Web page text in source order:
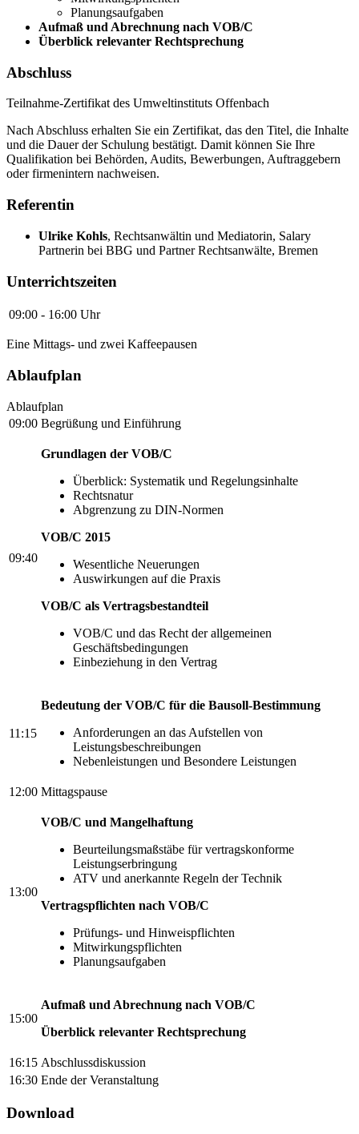
Planungsaufgaben
Aufmaß und Abrechnung nach VOB/C
Überblick relevanter Rechtsprechung
Abschluss
Teilnahme-Zertifikat des Umweltinstituts Offenbach
Nach Abschluss erhalten Sie ein Zertifikat, das den Titel, die Inhalte
und die Dauer der Schulung bestätigt. Damit können Sie Ihre
Qualifikation bei Behörden, Audits, Bewerbungen, Auftraggebern
oder firmenintern nachweisen.
Referentin
Ulrike Kohls, Rechtsanwältin und Mediatorin, Salary
Partnerin bei BBG und Partner Rechtsanwälte, Bremen
Unterrichtszeiten
09:00 - 16:00 Uhr
Eine Mittags- und zwei Kaffeepausen
Ablaufplan
Ablaufplan
09:00 Begrüßung und Einführung
09:40
Grundlagen der VOB/C
Überblick: Systematik und Regelungsinhalte
Rechtsnatur
Abgrenzung zu DIN-Normen
VOB/C 2015
Wesentliche Neuerungen
Auswirkungen auf die Praxis
VOB/C als Vertragsbestandteil
VOB/C und das Recht der allgemeinen
Geschäftsbedingungen
Einbeziehung in den Vertrag
11:15
Bedeutung der VOB/C für die Bausoll-Bestimmung
Anforderungen an das Aufstellen von
Leistungsbeschreibungen
Nebenleistungen und Besondere Leistungen
12:00 Mittagspause
13:00
VOB/C und Mangelhaftung
Beurteilungsmaßstäbe für vertragskonforme
Leistungserbringung
ATV und anerkannte Regeln der Technik
Vertragspflichten nach VOB/C
Prüfungs- und Hinweispflichten
Mitwirkungspflichten
Planungsaufgaben
15:00
Aufmaß und Abrechnung nach VOB/C
Überblick relevanter Rechtsprechung
16:15 Abschlussdiskussion
16:30 Ende der Veranstaltung
Download